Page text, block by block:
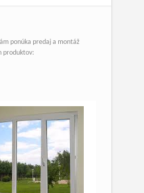
ponúka predaj a montáž
produktov: